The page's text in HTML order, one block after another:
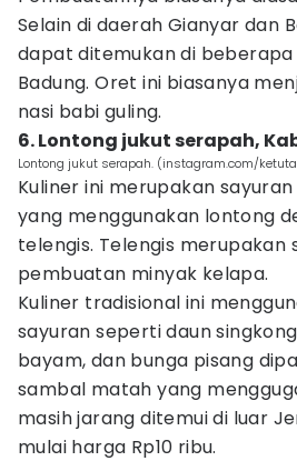
Selain di daerah Gianyar dan
dapat ditemukan di
Badung. Oret ini biasanya
nasi babi guling.
6. Lontong jukut serapah,
Lontong jukut serapah. (instagram.com/
Kuliner ini merupakan
yang menggunakan lontong
telengis. Telengis merupakan
pembuatan minyak kelapa.
Kuliner tradisional ini
sayuran seperti daun
bayam, dan bunga pisang
sambal matah yang
masih jarang ditemui di luar
mulai harga Rp10 ribu.